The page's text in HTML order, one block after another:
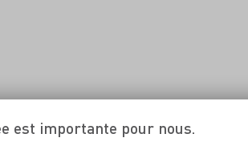
est importante pour nous.